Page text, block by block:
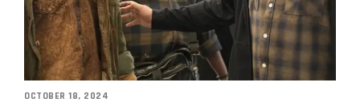
OCTOBER 18, 2024